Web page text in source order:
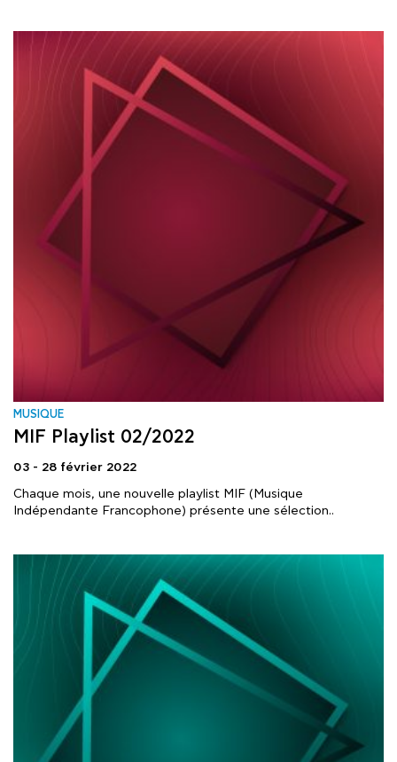
MUSIQUE
MIF Playlist 02/2022
03 - 28 février 2022
Chaque mois, une nouvelle playlist MIF (Musique
Indépendante Francophone) présente une sélection..